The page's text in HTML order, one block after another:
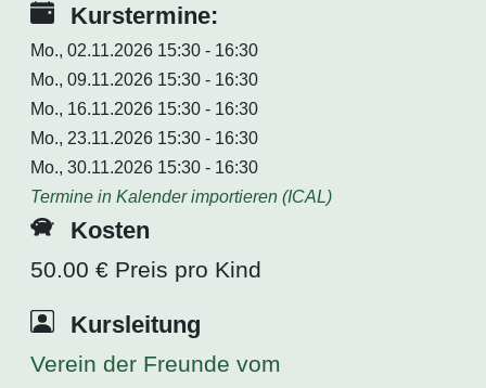
Kurstermine:
Mo., 02.11.2026 15:30 - 16:30
Mo., 09.11.2026 15:30 - 16:30
Mo., 16.11.2026 15:30 - 16:30
Mo., 23.11.2026 15:30 - 16:30
Mo., 30.11.2026 15:30 - 16:30
Termine in Kalender importieren (ICAL)
Kosten
50.00 € Preis pro Kind
Kursleitung
Verein der Freunde vom